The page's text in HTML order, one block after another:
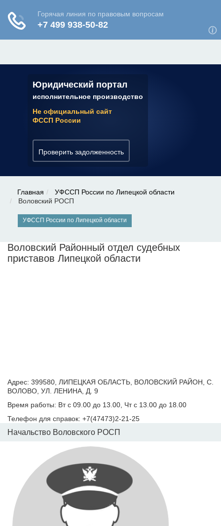
Юридический портал
исполнительное производство
Не официальный сайт
ФССП России
Проверить задолженность
✆ 7 (800) 350-22-64
Главная
УФССП России по Липецкой области
Воловский РОСП
УФССП России по Липецкой области
Воловский Районный отдел судебных
приставов Липецкой области
Адрес: 399580, ЛИПЕЦКАЯ ОБЛАСТЬ, ВОЛОВСКИЙ РАЙОН, С.
ВОЛОВО, УЛ. ЛЕНИНА, Д. 9
Время работы: Вт с 09.00 до 13.00, Чт с 13.00 до 18.00
Телефон для справок: +7(47473)2-21-25
Начальство Воловского РОСП